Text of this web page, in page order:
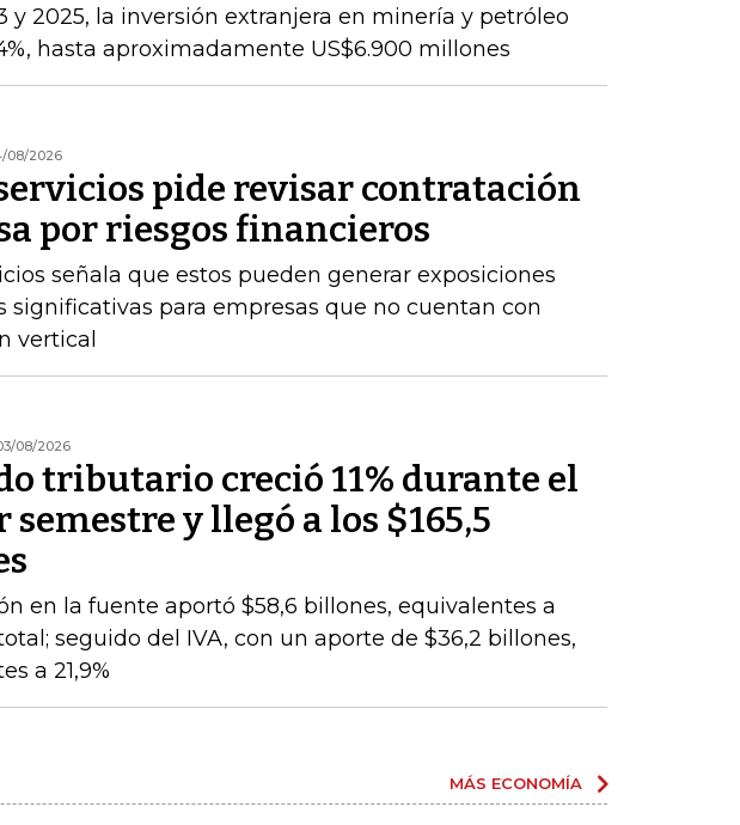
y 2025, la inversión extranjera en minería y petróleo
hasta aproximadamente US$6.900 millones
08/2026
pide revisar contratación
por riesgos financieros
señala que estos pueden generar exposiciones
significativas para empresas que no cuentan con
vertical
08/2026
tributario creció 11% durante el
y llegó a los $165,5
en la fuente aportó $58,6 billones, equivalentes a
seguido del IVA, con un aporte de $36,2 billones,
a 21,9%
MÁS ECONOMÍA